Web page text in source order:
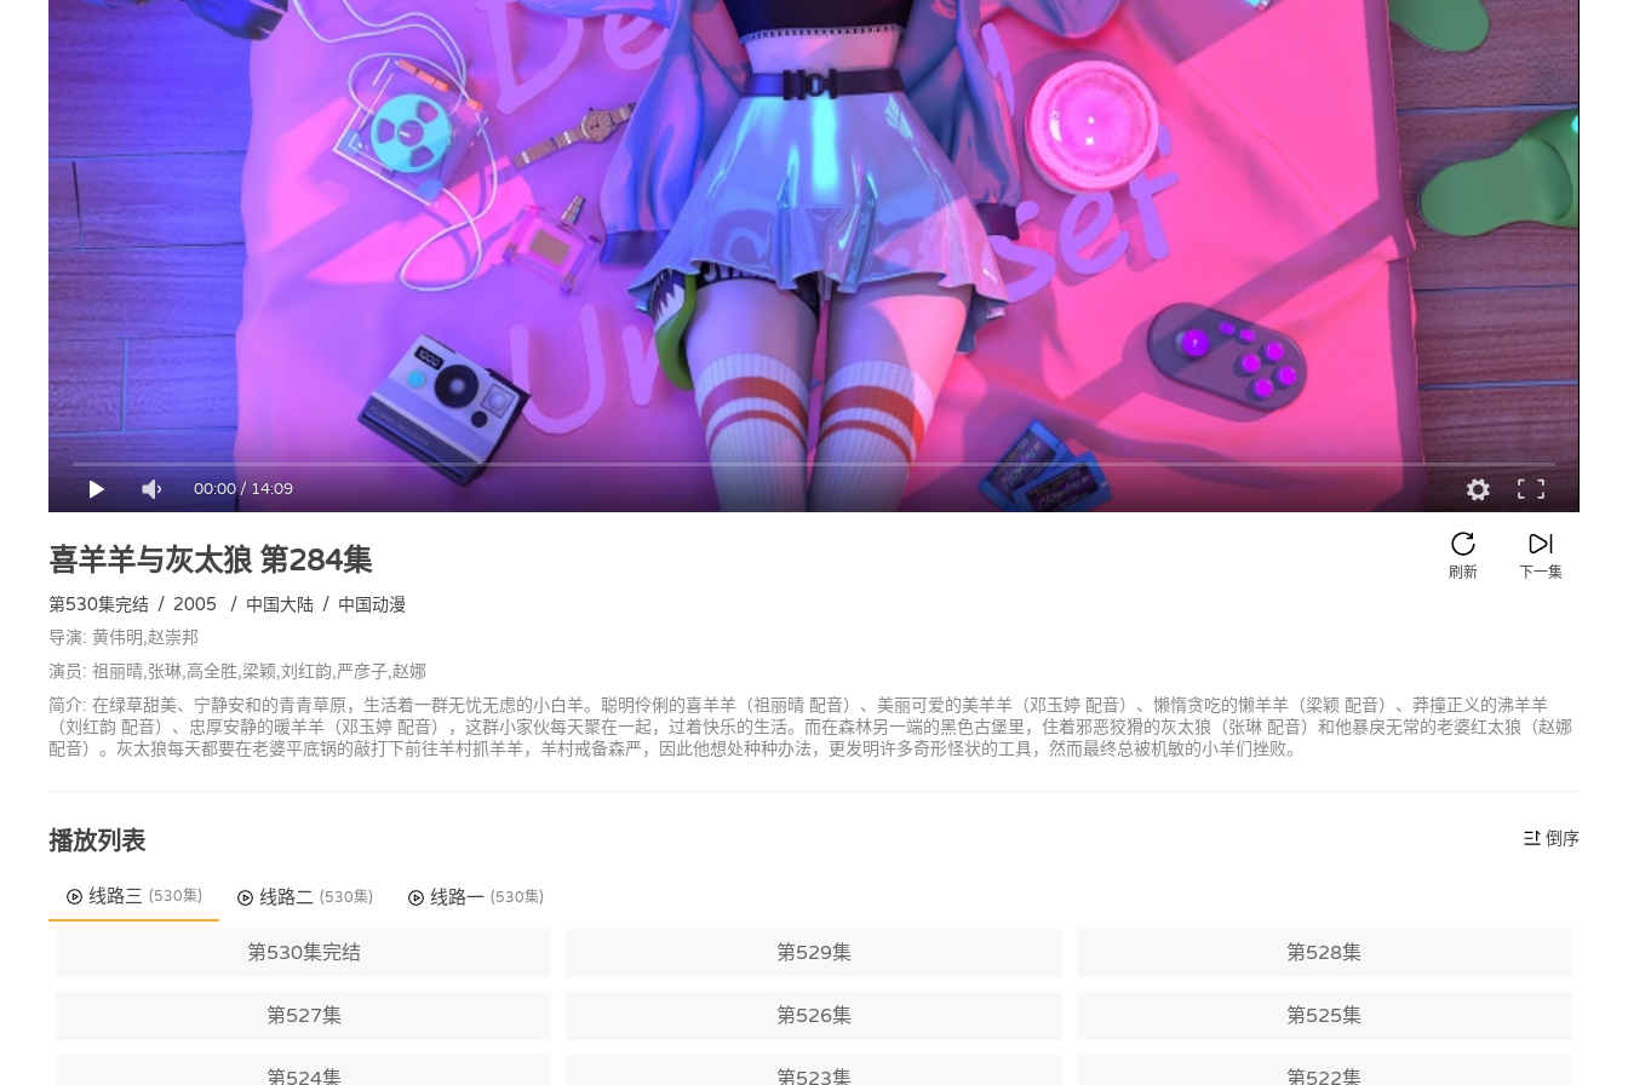
00:00/14:09
喜羊羊与灰太狼第284集 下一集
刷新
第530集完结 / 2005 / 中国大陆 / 中国动漫
导演: 黄伟明,赵崇邦
演员: 祖丽晴,张琳,高全胜,梁颖,刘红韵,严彦子,赵娜
简介: 在绿草甜美、宁静安和的青青草原，生活着一群无忧无虑的小白羊。聪明伶俐的喜羊羊（祖丽晴 配音）、美丽可爱的美羊羊（邓玉婷 配音）、懒惰贪吃的懒羊羊（梁颖 配音）、莽撞正义的沸羊羊
（刘红韵 配音）、忠厚安静的暖羊羊（邓玉婷 配音），这群小家伙每天聚在一起，过着快乐的生活。而在森林另一端的黑色古堡里，住着邪恶狡猾的灰太狼（张琳 配音）和他暴戾无常的老婆红太狼（赵娜
配音）。灰太狼每天都要在老婆平底锅的敲打下前往羊村抓羊羊，羊村戒备森严，因此他想处种种办法，更发明许多奇形怪状的工具，然而最终总被机敏的小羊们挫败。
播放列表 倒序
线路三 (530集) 线路二 (530集) 线路一 (530集)
第530集完结 第529集 第528集
第527集 第526集 第525集
第524集 第523集 第522集